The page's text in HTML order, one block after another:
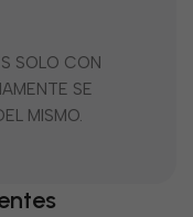
SOLO CON
SE
MISMO.